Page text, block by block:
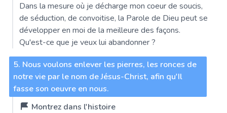
Dans la mesure où je décharge mon coeur de soucis,
de séduction, de convoitise, la Parole de Dieu peut se
développer en moi de la meilleure des façons.
Qu'est-ce que je veux lui abandonner ?
5. Nous voulons enlever les pierres, les ronces de
notre vie par le nom de Jésus-Christ, afin qu'Il
fasse son oeuvre en nous.
Montrez dans l'histoire